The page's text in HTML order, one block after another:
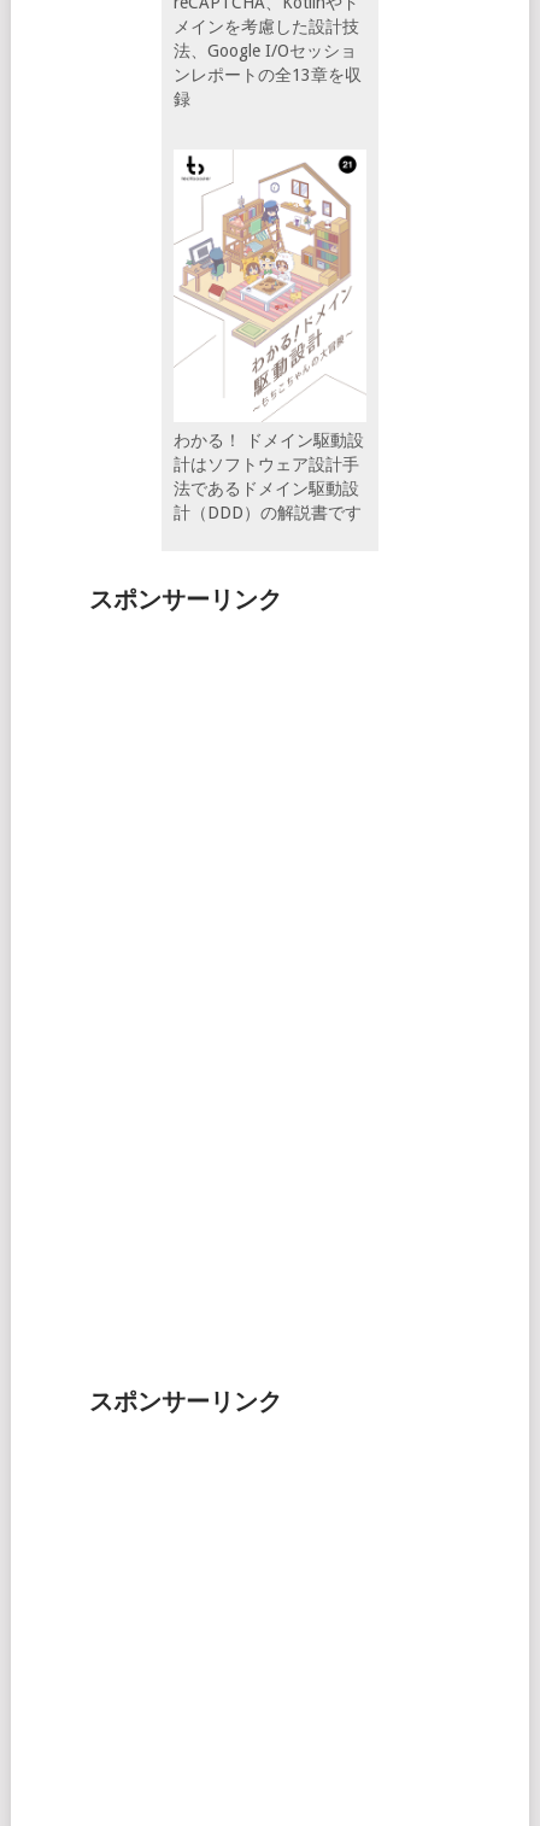
メインを考慮した設計技
法、Google I/Oセッショ
ンレポートの全13章を収
録
わかる！ ドメイン駆動設
計はソフトウェア設計手
法であるドメイン駆動設
計（DDD）の解説書です
スポンサーリンク
スポンサーリンク